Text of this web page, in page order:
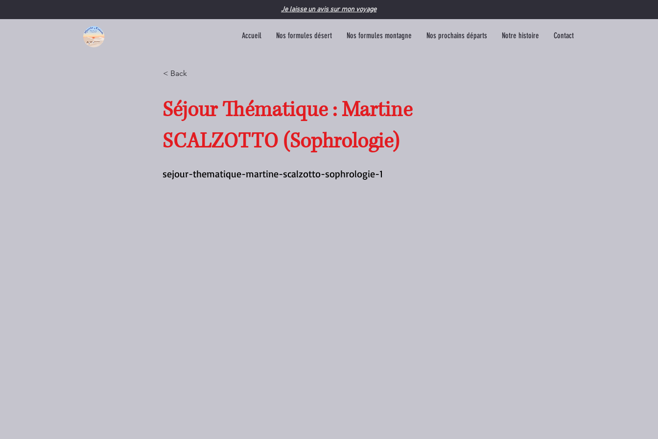
Je laisse un avis sur mon voyage
Accueil Nos formules désert Nos formules montagne Nos prochains départs Notre histoire Contact
< Back
Séjour Thématique : Martine
SCALZOTTO (Sophrologie)
sejour-thematique-martine-scalzotto-sophrologie-1